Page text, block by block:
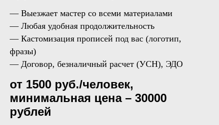
— Выезжает мастер со всеми материалами
— Любая удобная продолжительность
— Кастомизация прописей под вас (логотип,
фразы)
— Договор, безналичный расчет (УСН), ЭДО
от 1500 руб./человек,
минимальная цена – 30000
рублей